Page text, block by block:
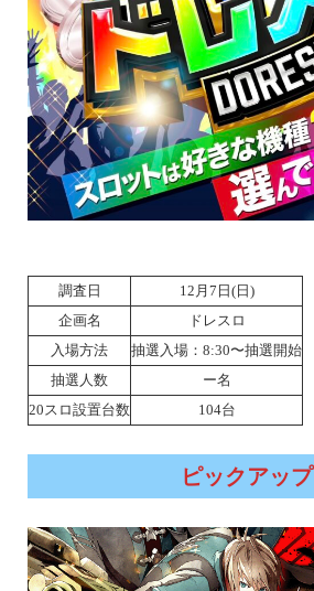
調査日
12月7日(日)
企画名
ドレスロ
入場方法
抽選入場：8:30〜抽選開始
抽選人数
ー名
20スロ設置台数
104台
ピックアップ